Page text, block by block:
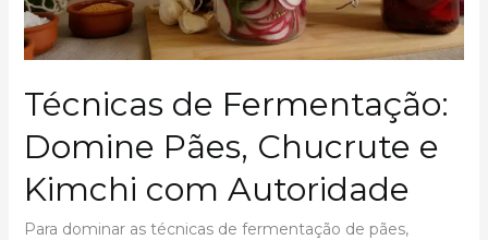
Técnicas de Fermentação:
Domine Pães, Chucrute e
Kimchi com Autoridade
Para dominar as técnicas de fermentação de pães,